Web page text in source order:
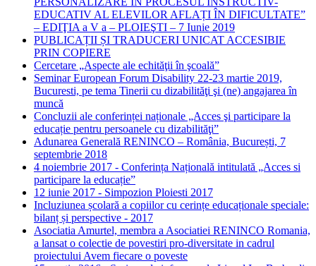
EDUCATIV AL ELEVILOR AFLAȚI ÎN DIFICULTATE”
– EDIŢIA a V a – PLOIEŞTI – 7 Iunie 2019
PUBLICAȚII ȘI TRADUCERI UNICAT ACCESIBIE
PRIN COPIERE
Cercetare „Aspecte ale echităţii în şcoală”
Seminar European Forum Disability 22-23 martie 2019,
Bucuresti, pe tema Tinerii cu dizabilităţi şi (ne) angajarea în
muncă
Concluzii ale conferinței naționale „Acces şi participare la
educație pentru persoanele cu dizabilităţi”
Adunarea Generală RENINCO – România, București, 7
septembrie 2018
4 noiembrie 2017 - Conferința Națională intitulată „Acces si
participare la educație”
12 iunie 2017 - Simpozion Ploiesti 2017
Incluziunea școlară a copiilor cu cerințe educaționale speciale:
bilanț și perspective - 2017
Asociatia Amurtel, membra a Asociatiei RENINCO Romania,
a lansat o colectie de povestiri pro-diversitate in cadrul
proiectului Avem fiecare o poveste